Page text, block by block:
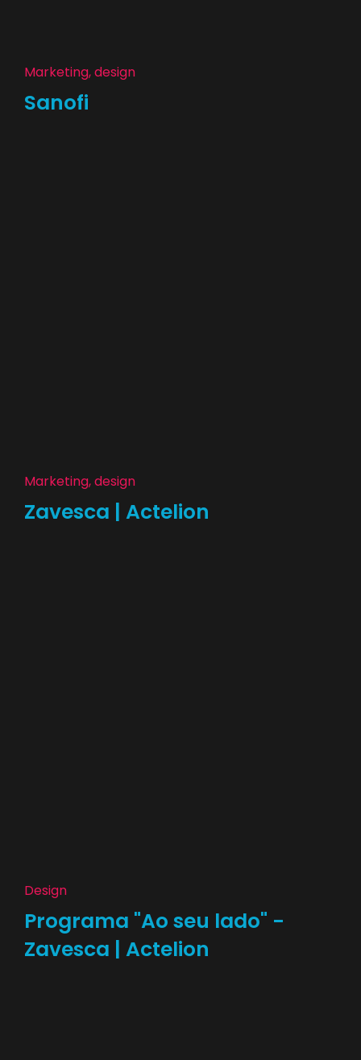
Marketing, design
Sanofi
Marketing, design
Zavesca | Actelion
Design
Programa "Ao seu lado" -
Zavesca | Actelion